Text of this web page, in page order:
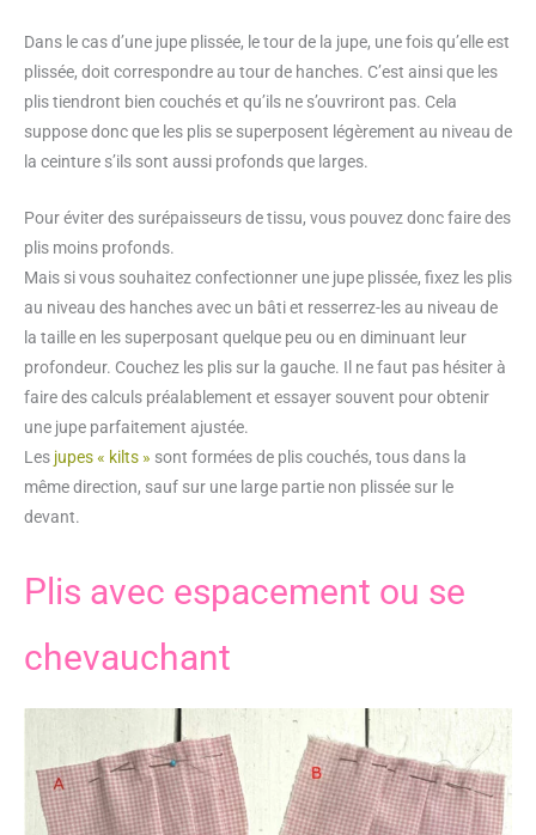
Dans le cas d’une jupe plissée, le tour de la jupe, une fois qu’elle est
plissée, doit correspondre au tour de hanches. C’est ainsi que les
plis tiendront bien couchés et qu’ils ne s’ouvriront pas. Cela
suppose donc que les plis se superposent légèrement au niveau de
la ceinture s’ils sont aussi profonds que larges.
Pour éviter des surépaisseurs de tissu, vous pouvez donc faire des
plis moins profonds.
Mais si vous souhaitez confectionner une jupe plissée, fixez les plis
au niveau des hanches avec un bâti et resserrez-les au niveau de
la taille en les superposant quelque peu ou en diminuant leur
profondeur. Couchez les plis sur la gauche. Il ne faut pas hésiter à
faire des calculs préalablement et essayer souvent pour obtenir
une jupe parfaitement ajustée.
Les jupes « kilts » sont formées de plis couchés, tous dans la
même direction, sauf sur une large partie non plissée sur le
devant.
Plis avec espacement ou se
chevauchant